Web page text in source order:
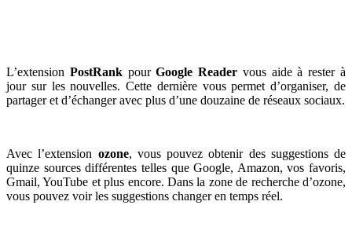
L’extension PostRankpourGoogle Reader vous aide à rester à
jour sur les nouvelles. Cette dernière vous permet d’organiser, de
partager et d’échanger avec plus d’une douzaine de réseaux sociaux.
Avec l’extension ozone, vous pouvez obtenir des suggestions de
quinze sources différentes telles que Google, Amazon, vos favoris,
Gmail, YouTube et plus encore. Dans la zone de recherche d’ozone,
vous pouvez voir les suggestions changer en temps réel.